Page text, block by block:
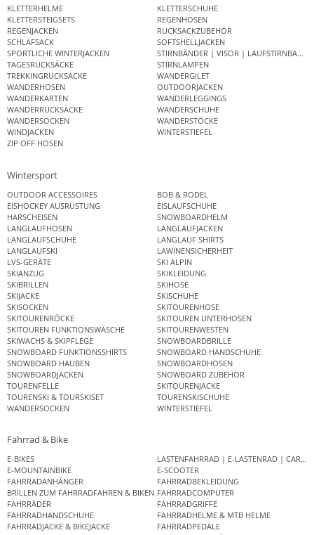
KLETTERHELME
KLETTERSCHUHE
KLETTERSTEIGSETS
REGENHOSEN
REGENJACKEN
RUCKSACKZUBEHÖR
SCHLAFSACK
SOFTSHELLJACKEN
SPORTLICHE WINTERJACKEN
STIRNBÄNDER | VISOR | LAUFSTIRNBAND
TAGESRUCKSÄCKE
STIRNLAMPEN
TREKKINGRUCKSÄCKE
WANDERGILET
WANDERHOSEN
OUTDOORJACKEN
WANDERKARTEN
WANDERLEGGINGS
WANDERRUCKSÄCKE
WANDERSCHUHE
WANDERSOCKEN
WANDERSTÖCKE
WINDJACKEN
WINTERSTIEFEL
ZIP OFF HOSEN
Wintersport
OUTDOOR ACCESSOIRES
BOB & RODEL
EISHOCKEY AUSRÜSTUNG
EISLAUFSCHUHE
HARSCHEISEN
SNOWBOARDHELM
LANGLAUFHOSEN
LANGLAUFJACKEN
LANGLAUFSCHUHE
LANGLAUF SHIRTS
LANGLAUFSKI
LAWINENSICHERHEIT
LVS-GERÄTE
SKI ALPIN
SKIANZUG
SKIKLEIDUNG
SKIBRILLEN
SKIHOSE
SKIJACKE
SKISCHUHE
SKISOCKEN
SKITOURENHOSE
SKITOURENRÖCKE
SKITOUREN UNTERHOSEN
SKITOUREN FUNKTIONSWÄSCHE
SKITOURENWESTEN
SKIWACHS & SKIPFLEGE
SNOWBOARDBRILLE
SNOWBOARD FUNKTIONSSHIRTS
SNOWBOARD HANDSCHUHE
SNOWBOARD HAUBEN
SNOWBOARDHOSEN
SNOWBOARDJACKEN
SNOWBOARD ZUBEHÖR
TOURENFELLE
SKITOURENJACKE
TOURENSKI & TOURSKISET
TOURENSKISCHUHE
WANDERSOCKEN
WINTERSTIEFEL
Fahrrad & Bike
E-BIKES
LASTENFAHRRAD | E-LASTENRAD |
E-MOUNTAINBIKE
E-SCOOTER
FAHRRADANHÄNGER
FAHRRADBEKLEIDUNG
BRILLEN ZUM FAHRRADFAHREN & BIKEN FAHRRADCOMPUTER
FAHRRÄDER
FAHRRADGRIFFE
FAHRRADHANDSCHUHE
FAHRRADHELME & MTB HELME
FAHRRADJACKE & BIKEJACKE
FAHRRADPEDALE